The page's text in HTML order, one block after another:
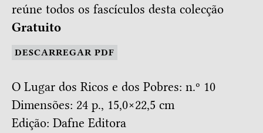
reúne todos os fascículos desta colecção
Gratuito
DESCARREGAR PDF
O Lugar dos Ricos e dos Pobres: n.º 10
Dimensões: 24 p., 15,0×22,5 cm
Edição: Dafne Editora